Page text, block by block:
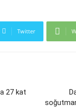
Twitter
27 kat